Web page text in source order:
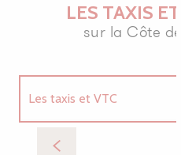
LES TAXIS
sur la Côte
Les taxis et VTC
Location de vélos
Allo Armor Taxis
Lannion